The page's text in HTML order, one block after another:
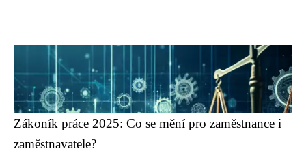
Zákoník práce 2025: Co se mění pro zaměstnance i
zaměstnavatele?